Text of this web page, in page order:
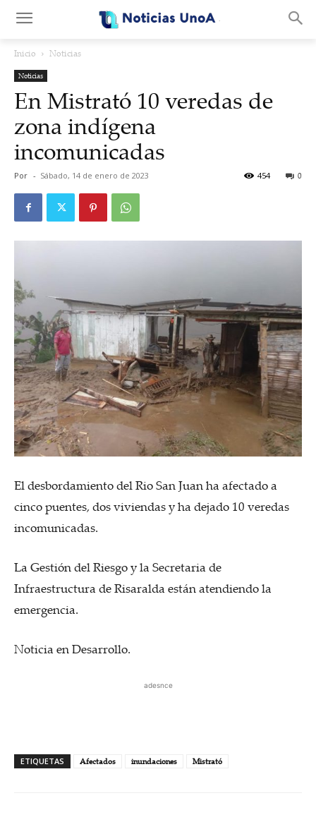
Inicio Noticias
Noticias
En Mistrató 10 veredas de
zona indígena
incomunicadas
Por - Sábado, 14 de enero de 2023 0
454
El desbordamiento del Rio San Juan ha afectado a
cinco puentes, dos viviendas y ha dejado 10 veredas
incomunicadas.
La Gestión del Riesgo y la Secretaria de
Infraestructura de Risaralda están atendiendo la
emergencia.
Noticia en Desarrollo.
adesnce
ETIQUETAS Afectados inundaciones Mistrató